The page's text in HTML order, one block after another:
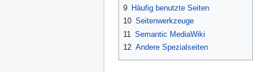
9 Häufig benutzte Seiten
10 Seitenwerkzeuge
11 Semantic MediaWiki
12 Andere Spezialseiten